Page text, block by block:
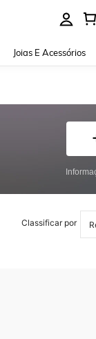
Joias E Acessórios
Classificar por